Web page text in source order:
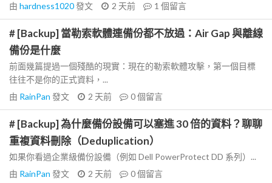
由 hardness1020發文 2 天前 1 個留言
# [Backup] 當勒索軟體連備份都不放過：Air Gap 與離線
備份是什麼
前面幾篇提過一個殘酷的現實：現在的勒索軟體攻擊，第一個目標
往往不是你的正式資料，...
由 RainPan 發文 2 天前 0個留言
# [Backup] 為什麼備份設備可以塞進 30 倍的資料？聊聊
重複資料刪除（Deduplication）
如果你看過企業級備份設備（例如 Dell PowerProtect DD 系列）...
由 RainPan 發文 2 天前 0個留言